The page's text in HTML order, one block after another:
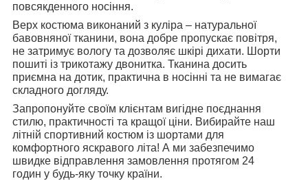
повсякденного носіння.
Верх костюма виконаний з куліра – натуральної
бавовняної тканини, вона добре пропускає повітря,
не затримує вологу та дозволяє шкірі дихати. Шорти
пошиті із трикотажу двонитка. Тканина досить
приємна на дотик, практична в носінні та не вимагає
складного догляду.
Запропонуйте своїм клієнтам вигідне поєднання
стилю, практичності та кращої ціни. Вибирайте наш
літній спортивний костюм із шортами для
комфортного яскравого літа! А ми забезпечимо
швидке відправлення замовлення протягом 24
годин у будь-яку точку країни.